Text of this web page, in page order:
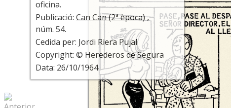
oficina.
Publicació:Can Can (2ª època),
núm. 54.
Cedida per: Jordi Riera Pujal
Copyright: © Herederos de Segura
Data: 26/10/1964